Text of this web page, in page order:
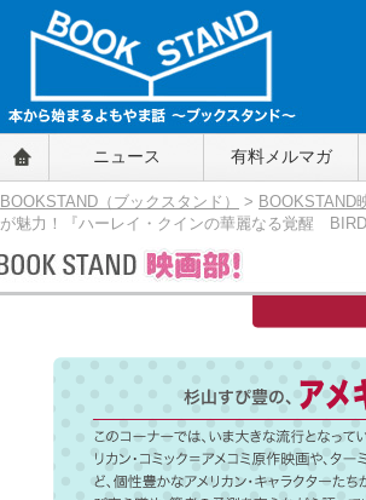
BOOKSTAND（ブックスタンド）
～本から始まるよもやま話～
BOOKSTAND（ブ
ックスタンド）
ニュース 有料メルマガ
BOOKSTAND（ブックスタンド） > BOOKSTAND
が魅力！『ハーレイ・クインの華麗なる覚醒